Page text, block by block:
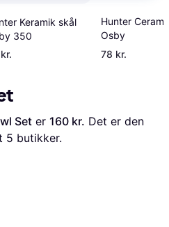
Keramik skål
350
Hunter
Osby
78 kr.
Set er 160 kr. Det er den
5 butikker.